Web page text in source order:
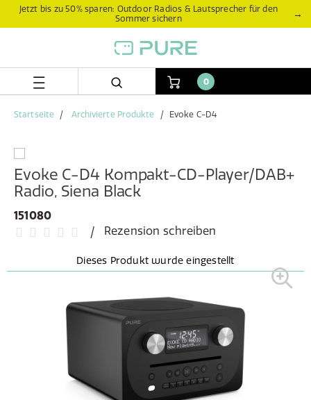
Zum
ZumJetzt bis zu 50% sparen: Outdoor Radios & Lautsprecher für den
Sommer sichern
→
0
Startseite Archivierte Produkte Evoke C-D4
Evoke C-D4 Kompakt-CD-Player/DAB+
Radio, Siena Black
151080
Rezension schreiben